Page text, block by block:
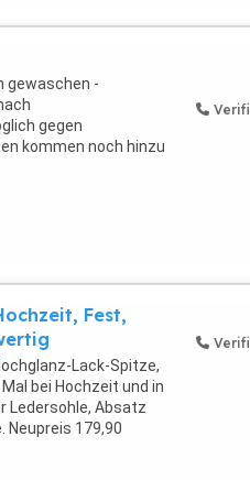
gewaschen -
gegen
kommen noch hinzu
Fest,
Lack-Spitze,
bei Hochzeit und in
Ledersohle, Absatz
Neupreis 179,90